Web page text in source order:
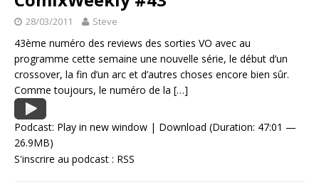
28/03/2011 Steve
43ème numéro des reviews des sorties VO avec au
programme cette semaine une nouvelle série, le début d’un
crossover, la fin d’un arc et d’autres choses encore bien sûr.
Comme toujours, le numéro de la […]
Podcast: Play in new window | Download (Duration: 47:01 —
26.9MB)
S'inscrire au podcast : RSS